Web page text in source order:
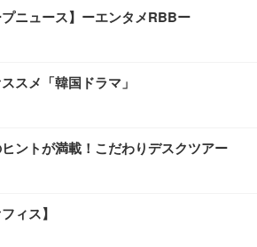
プニュース】ーエンタメRBBー
スメ「韓国ドラマ」
ントが満載！こだわりデスクツアー
ィス】